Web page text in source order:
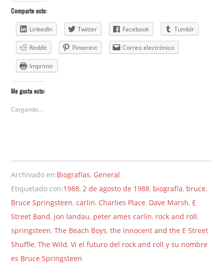
Comparte esto:
LinkedIn Twitter Facebook Tumblr
Reddit Pinterest Correo electrónico
Imprimir
Me gusta esto:
Cargando...
Archivado en:Biografías, General
Etiquetado con:1988,2 de agosto de 1988, biografía, bruce,
Bruce Springsteen,carlin, Charlies Place, Dave Marsh, E
Street Band, jon landau, peter ames carlin, rock and roll,
springsteen,The Beach Boys,the innocent and the E Street
Shuffle,The Wild,Vi el futuro del rock and roll y su nombre
es Bruce Springsteen